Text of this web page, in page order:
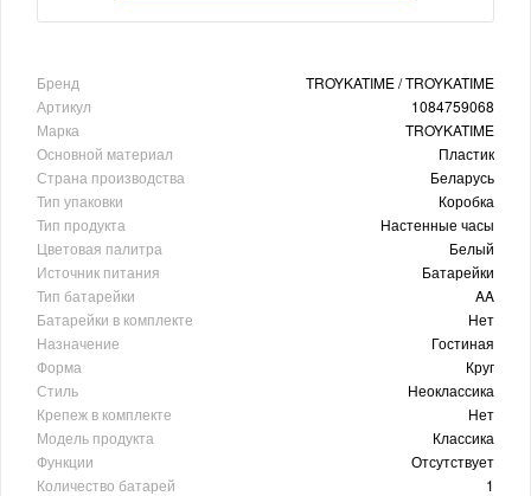
Бренд
TROYKATIME / TROYKATIME
Артикул
1084759068
Марка
TROYKATIME
Основной материал
Пластик
Страна производства
Беларусь
Тип упаковки
Коробка
Тип продукта
Настенные часы
Цветовая палитра
Белый
Источник питания
Батарейки
Тип батарейки
AA
Батарейки в комплекте
Нет
Назначение
Гостиная
Форма
Круг
Стиль
Неоклассика
Крепеж в комплекте
Нет
Модель продукта
Классика
Функции
Отсутствует
Количество батарей
1